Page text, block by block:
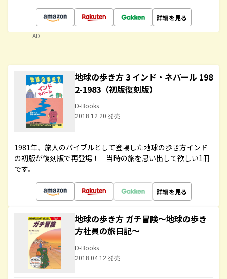
詳細を見る
AD
地球の歩き方 3 インド・ネパール 198
2-1983（初版復刻版）
D-Books
2018.12.20 発売
1981年、旅人のバイブルとして登場した地球の歩き方インド
の初版が復刻版で再登場！ 当時の旅を思い出して欲しい1冊
です。
詳細を見る
地球の歩き方 ガチ冒険～地球の歩き
方社員の旅日記～
D-Books
2018.04.12 発売